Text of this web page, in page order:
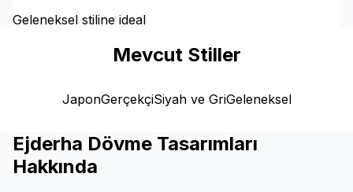
Geleneksel stiline ideal
Mevcut Stiller
JaponGerçekçiSiyah ve GriGeleneksel
Ejderha Dövme Tasarımları
Hakkında